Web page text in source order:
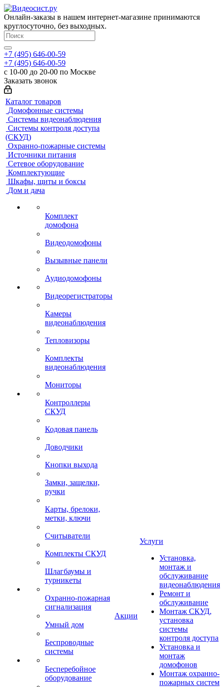
Онлайн-заказы в нашем интернет-магазине принимаются
круглосуточно, без выходных.
+7 (495) 646-00-59
+7 (495) 646-00-59
с 10-00 до 20-00 по Москве
Заказать звонок
Каталог товаров
Домофонные системы
Системы видеонаблюдения
Системы контроля доступа
(СКУД)
Охранно-пожарные системы
Источники питания
Сетевое оборудование
Комплектующие
Шкафы, щиты и боксы
Дом и дача
Комплект
домофона
Видеодомофоны
Вызывные панели
Аудиодомофоны
Видеорегистраторы
Камеры
видеонаблюдения
Тепловизоры
Комплекты
видеонаблюдения
Мониторы
Контроллеры
СКУД
Кодовая панель
Доводчики
Кнопки выхода
Замки, защелки,
ручки
Карты, брелоки,
метки, ключи
Считыватели
Комплекты СКУД
Шлагбаумы и
турникеты
Охранно-пожарная
сигнализация
Умный дом
Беспроводные
системы
Бесперебойное
оборудование
Акции
Услуги
Установка,
монтаж и
обслуживание
видеонаблюдения
Ремонт и
обслуживание
Монтаж СКУД,
установка
системы
контроля доступа
Установка и
монтаж
домофонов
Монтаж охранно-
пожарных систем